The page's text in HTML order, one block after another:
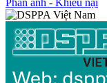
Phán ánh - Khiếu nại